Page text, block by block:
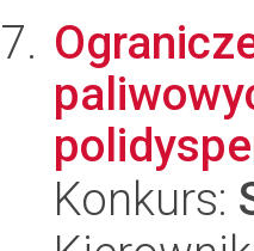
Konkurs: